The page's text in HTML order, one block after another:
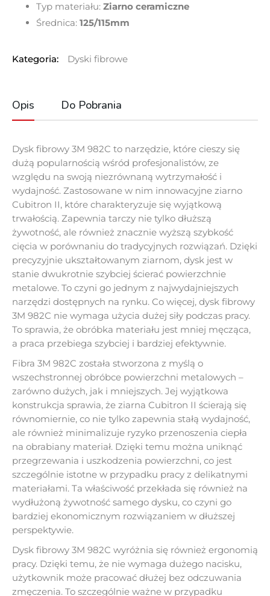
Typ materiału: Ziarno ceramiczne
Średnica: 125/115mm
Kategoria: Dyski fibrowe
Opis Do Pobrania
Dysk fibrowy 3M 982C to narzędzie, które cieszy się
dużą popularnością wśród profesjonalistów, ze
względu na swoją niezrównaną wytrzymałość i
wydajność. Zastosowane w nim innowacyjne ziarno
Cubitron II, które charakteryzuje się wyjątkową
trwałością. Zapewnia tarczy nie tylko dłuższą
żywotność, ale również znacznie wyższą szybkość
cięcia w porównaniu do tradycyjnych rozwiązań. Dzięki
precyzyjnie ukształtowanym ziarnom, dysk jest w
stanie dwukrotnie szybciej ścierać powierzchnie
metalowe. To czyni go jednym z najwydajniejszych
narzędzi dostępnych na rynku. Co więcej, dysk fibrowy
3M 982C nie wymaga użycia dużej siły podczas pracy.
To sprawia, że obróbka materiału jest mniej męcząca,
a praca przebiega szybciej i bardziej efektywnie.
Fibra 3M 982C została stworzona z myślą o
wszechstronnej obróbce powierzchni metalowych –
zarówno dużych, jak i mniejszych. Jej wyjątkowa
konstrukcja sprawia, że ziarna Cubitron II ścierają się
równomiernie, co nie tylko zapewnia stałą wydajność,
ale również minimalizuje ryzyko przenoszenia ciepła
na obrabiany materiał. Dzięki temu można uniknąć
przegrzewania i uszkodzenia powierzchni, co jest
szczególnie istotne w przypadku pracy z delikatnymi
materiałami. Ta właściwość przekłada się również na
wydłużoną żywotność samego dysku, co czyni go
bardziej ekonomicznym rozwiązaniem w dłuższej
perspektywie.
Dysk fibrowy 3M 982C wyróżnia się również ergonomią
pracy. Dzięki temu, że nie wymaga dużego nacisku,
użytkownik może pracować dłużej bez odczuwania
zmęczenia. To szczególnie ważne w przypadku